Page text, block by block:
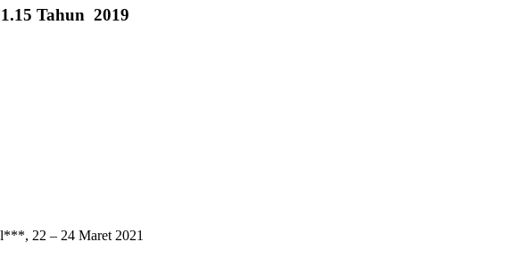
Tahun 2019
22 – 24 Maret 2021